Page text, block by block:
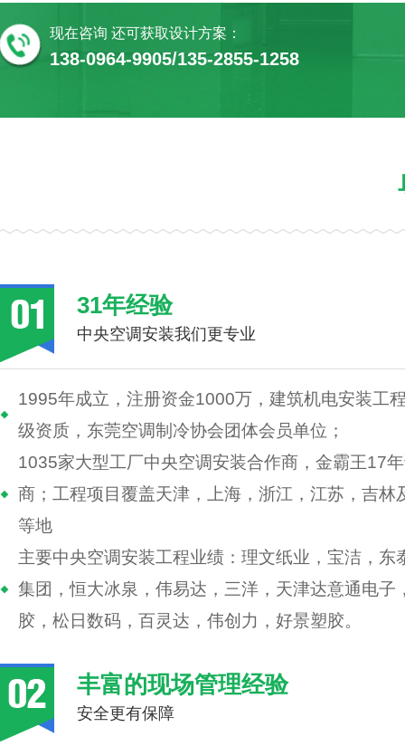
现在咨询 还可获取设计方案：
138-0964-9905/135-2855-1258
31年经验
中央空调安装我们更专业
1995年成立，注册资金1000万，建筑机电安装工
级资质，东莞空调制冷协会团体会员单位；
1035家大型工厂中央空调安装合作商，金霸王17
商；工程项目覆盖天津，上海，浙江，江苏，吉林
等地
主要中央空调安装工程业绩：理文纸业，宝洁，东
集团，恒大冰泉，伟易达，三洋，天津达意通电子
胶，松日数码，百灵达，伟创力，好景塑胶。
丰富的现场管理经验
安全更有保障